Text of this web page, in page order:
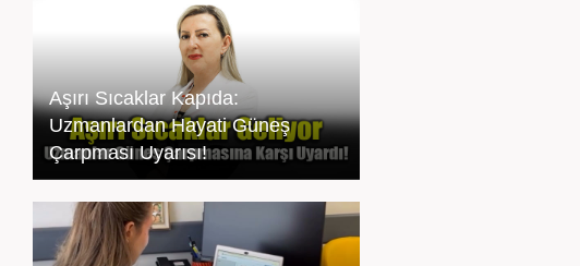
Aşırı Sıcaklar Kapıda:
Uzmanlardan Hayati Güneş
Çarpması Uyarısı!